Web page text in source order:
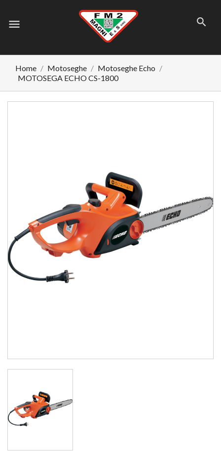
menu
Home Motoseghe
Motoseghe Echo
MOTOSEGA ECHO CS-1800